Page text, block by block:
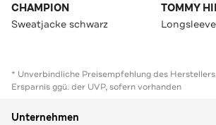
CHAMPION
Sweatjacke schwarz
TOMMY
* Unverbindliche Preisempfehlung des
Ersparnis ggü. der UVP, sofern vorhanden
Unternehmen